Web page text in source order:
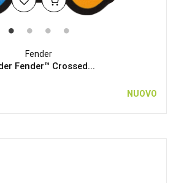
Fender
Fender™ Crossed...
NUOVO